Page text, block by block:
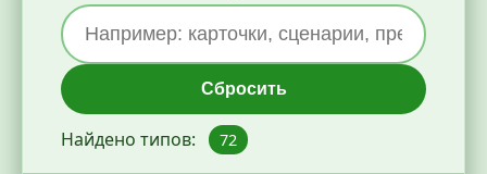
Сбросить
Найдено типов: 72